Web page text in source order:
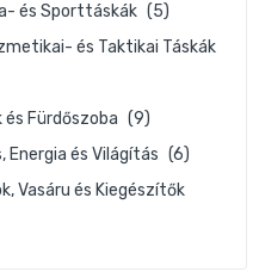
és Sporttáskák (5)
és Taktikai Táskák
Fürdőszoba (9)
Energia és Világítás (6)
Vasáru és Kiegészítők